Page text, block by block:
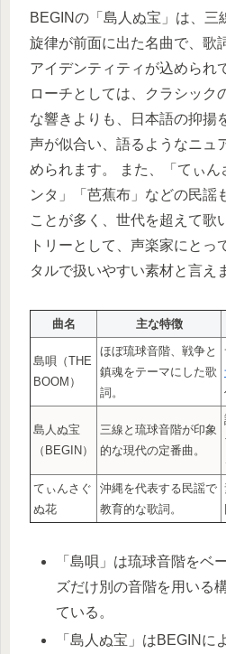
BEGINの「島人ぬ宝」は、三
旋律が前面に出た名曲で、歌
アイデンティティが込められ
ローチとしては、クラシック
な響きよりも、日本語の抑揚
声が似合い、語るようなニュ
められます。 また、「てぃ
ンタ」「芭蕉布」などの民謡
ことが多く、世代を超えて歌
トリーとして、声楽家にとっ
タルで扱いやすい素材と言え
曲名 主な特徴
島唄（THE
BOOM）
ほぼ琉球音階、戦争と
鎮魂をテーマにした歌
詞。
島人ぬ宝
（BEGIN）
三線と琉球音階が印象
的な現代の定番曲。
てぃんさぐ
ぬ花
沖縄を代表する民謡で
教育的な歌詞。
「島唄」は琉球音階をベ
ズだけ別の音階を用いる
ている。
「島人ぬ宝」はBEGINに